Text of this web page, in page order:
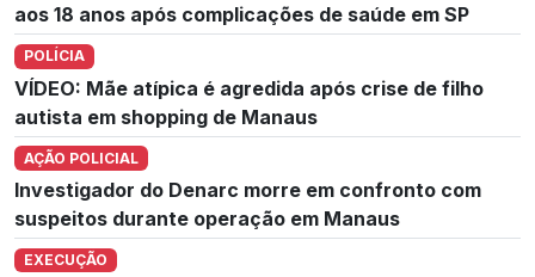
aos 18 anos após complicações de saúde em SP
POLÍCIA
VÍDEO: Mãe atípica é agredida após crise de filho
autista em shopping de Manaus
AÇÃO POLICIAL
Investigador do Denarc morre em confronto com
suspeitos durante operação em Manaus
EXECUÇÃO